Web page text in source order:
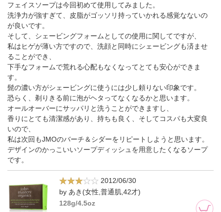
フェイスソープは今回初めて使用してみました。
洗浄力が強すぎて、皮脂がゴッソリ持っていかれる感覚なないの
が良いです。
そして、シェービングフォームとしての使用に関してですが、
私はヒゲが薄い方ですので、洗顔と同時にシェービングも済ませ
ることができ、
下手なフォームで荒れる心配もなくなってとても安心ができま
す。
髭の濃い方がシェービングに使うには少し頼りない印象です。
恐らく、剃りきる前に泡がヘタってなくなるかと思います。
オールオーバーにサッパリと洗うことができますし、
香りにとても清潔感があり、持ちも良く、そしてコスパも大変良
いので、
私は次回もJMOのバーチ＆シダーをリピートしようと思います。
デザインのかっこいいソープディッシュを用意したくなるソープ
です。
2012/06/30
by あき(女性,普通肌,42才)
128g/4.5oz